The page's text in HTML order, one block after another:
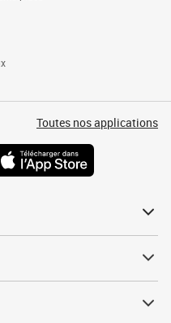
Toutes nos applications